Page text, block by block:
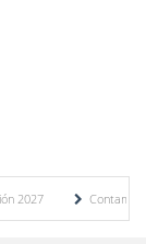
Contaminación y